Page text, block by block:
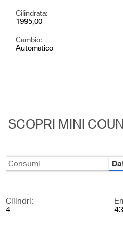
Cilindrata:
1995,00
Cambio:
Automatico
SCOPRI MINI
Consumi
Cilindri:
4